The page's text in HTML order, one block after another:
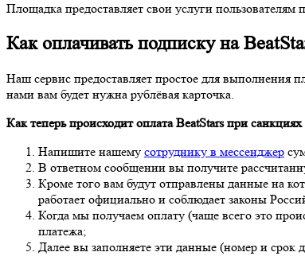
Площадка предоставляет свои услуги
Как оплачивать подписку на
Наш сервис предоставляет простое для выполнения
нами вам будет нужна рублёвая карточка.
Как теперь происходит оплата BeatStars при
Напишите нашему сотруднику в мессенджер
В ответном сообщении вы получите
Кроме того вам будут отправлены данные на
работает официально и соблюдает законы
Когда мы получаем оплату (чаще всего это
платежа;
Далее вы заполняете эти данные (номер и срок